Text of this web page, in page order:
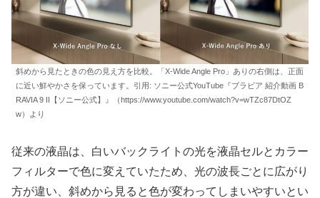
斜めから見たときの色の見え方を比較。「X-Wide Angle Pro」ありの右側は、正面
に近い鮮やかさを保っています。引用: ソニー公式YouTube『ブラビア 紹介動画 B
RAVIA 9 II【ソニー公式】』（https://www.youtube.com/watch?v=wTZc87DtOZ
w）より
従来の液晶は、白いバックライトの光を液晶セルとカラー
フィルターで色に変えていたため、光の波長ごとに広がり
方が違い、斜めから見ると色が変わってしまいやすいとい